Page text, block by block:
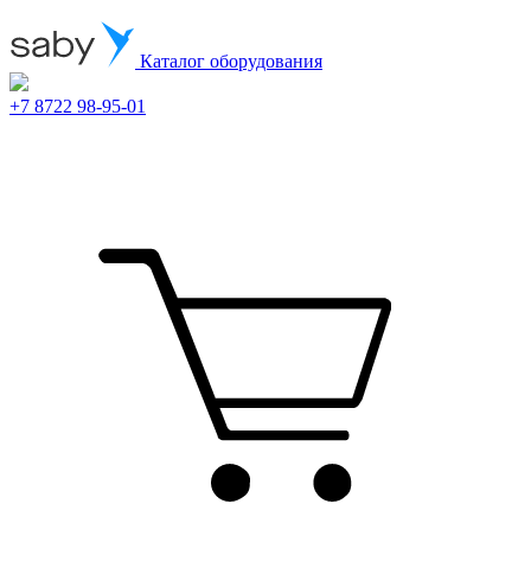
Каталог оборудования
+7 8722 98-95-01